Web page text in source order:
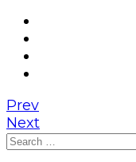
Prev
Next
Search